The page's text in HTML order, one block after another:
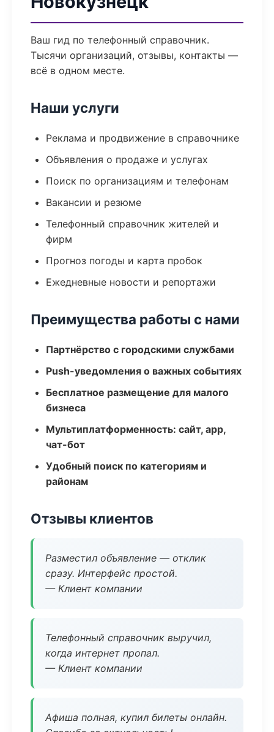
Ваш гид по телефонный справочник.
Тысячи организаций, отзывы, контакты —
всё в одном месте.
Наши услуги
Реклама и продвижение в справочнике
Объявления о продаже и услугах
Поиск по организациям и телефонам
Вакансии и резюме
Телефонный справочник жителей и
фирм
Прогноз погоды и карта пробок
Ежедневные новости и репортажи
Преимущества работы с нами
Партнёрство с городскими службами
Push-уведомления о важных событиях
Бесплатное размещение для малого
бизнеса
Мультиплатформенность: сайт, app,
чат-бот
Удобный поиск по категориям и
районам
Отзывы клиентов
Разместил объявление — отклик
сразу. Интерфейс простой.
— Клиент компании
Телефонный справочник выручил,
когда интернет пропал.
— Клиент компании
Афиша полная, купил билеты онлайн.